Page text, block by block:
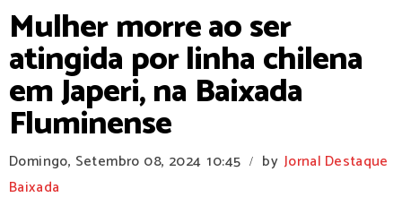
Mulher morre ao ser
atingida por linha chilena
em Japeri, na Baixada
Fluminense
Domingo, Setembro 08, 2024 10:45 / by Jornal Destaque
Baixada